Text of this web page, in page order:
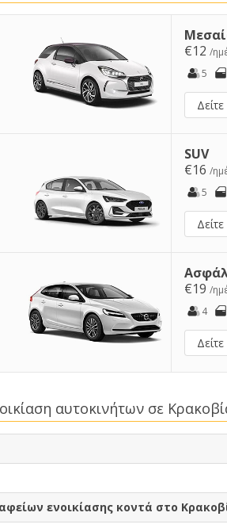
€12/
5
SUV
€16/
5
€19/
4
αυτοκινήτων σε
ενοικίασης κοντά στο